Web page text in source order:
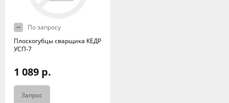
По запросу
Плоскогубцы сварщика КЕДР
УСП-7
1 089 р.
Запрос